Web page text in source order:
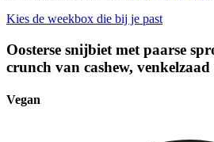
Kies de weekbox die bij je past
Oosterse snijbiet met paarse
crunch van cashew, venkelzaad
Vegan